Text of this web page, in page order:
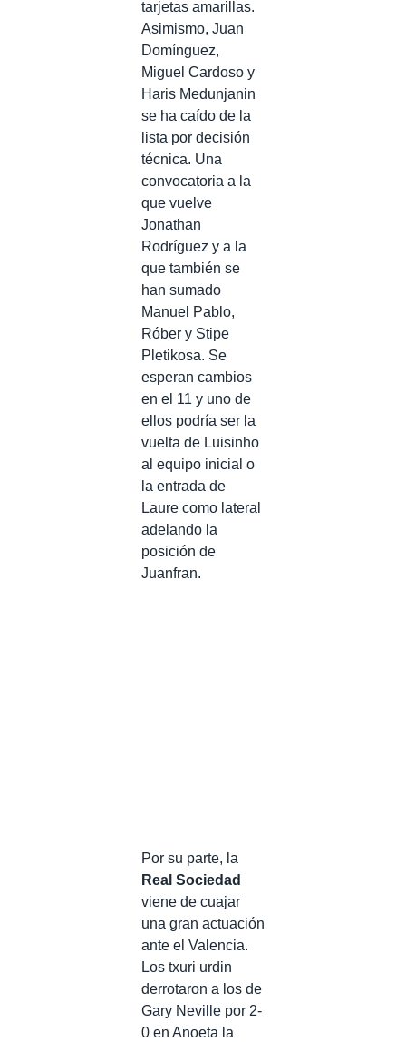
tarjetas amarillas.
Asimismo, Juan
Domínguez,
Miguel Cardoso y
Haris Medunjanin
se ha caído de la
lista por decisión
técnica. Una
convocatoria a la
que vuelve
Jonathan
Rodríguez y a la
que también se
han sumado
Manuel Pablo,
Róber y Stipe
Pletikosa. Se
esperan cambios
en el 11 y uno de
ellos podría ser la
vuelta de Luisinho
al equipo inicial o
la entrada de
Laure como lateral
adelando la
posición de
Juanfran.
Por su parte, la
Real Sociedad
viene de cuajar
una gran actuación
ante el Valencia.
Los txuri urdin
derrotaron a los de
Gary Neville por 2-
0 en Anoeta la